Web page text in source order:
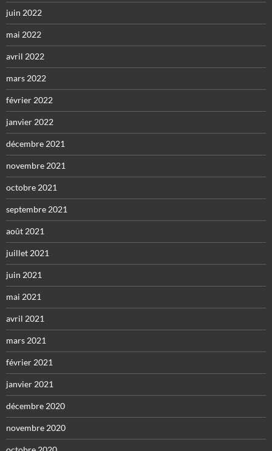
juin 2022
mai 2022
avril 2022
mars 2022
février 2022
janvier 2022
décembre 2021
novembre 2021
octobre 2021
septembre 2021
août 2021
juillet 2021
juin 2021
mai 2021
avril 2021
mars 2021
février 2021
janvier 2021
décembre 2020
novembre 2020